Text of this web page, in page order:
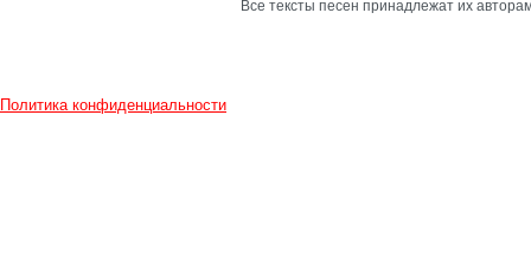
Все тексты песен принадлежат их
Политика конфиденциальности